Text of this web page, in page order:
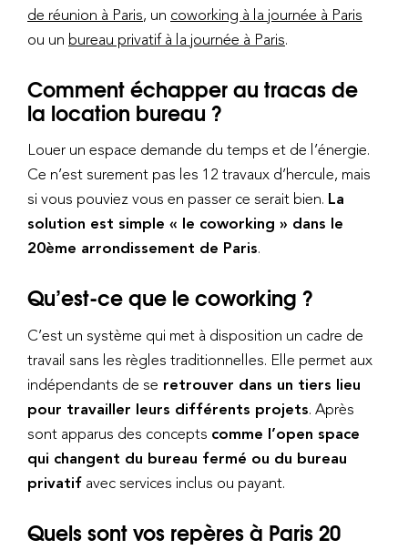
de réunion à Paris, un coworking à la journée à Paris
ou un bureau privatif à la journée à Paris.
Comment échapper au tracas de
la location bureau ?
Louer un espace demande du temps et de l’énergie.
Ce n’est surement pas les 12 travaux d’hercule, mais
si vous pouviez vous en passer ce serait bien. La
solution est simple « le coworking » dans le
20ème arrondissement de Paris.
Qu’est-ce que le coworking ?
C’est un système qui met à disposition un cadre de
travail sans les règles traditionnelles. Elle permet aux
indépendants de se retrouver dans un tiers lieu
pour travailler leurs différents projets. Après
sont apparus des concepts comme l’open space
qui changent du bureau fermé ou du bureau
privatif avec services inclus ou payant.
Quels sont vos repères à Paris 20